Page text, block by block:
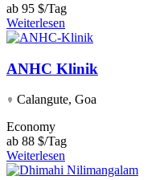
ab 95 $/Tag
Weiterlesen
ANHC Klinik
Calangute, Goa
Economy
ab 88 $/Tag
Weiterlesen